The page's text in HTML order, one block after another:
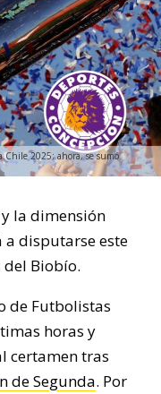
Chile 2025; ahora, se sumó
y la dimensión
a disputarse este
Biobío.
de Futbolistas
horas y
certamen tras
de Segunda. Por